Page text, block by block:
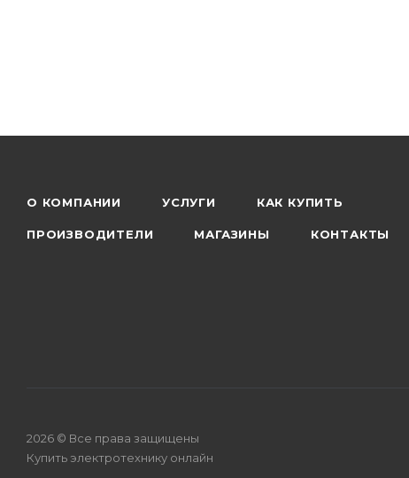
О КОМПАНИИ УСЛУГИ КАК КУПИТЬ
ПРОИЗВОДИТЕЛИ МАГАЗИНЫ КОНТАКТЫ
2026 © Все права защищены
Купить электротехнику онлайн